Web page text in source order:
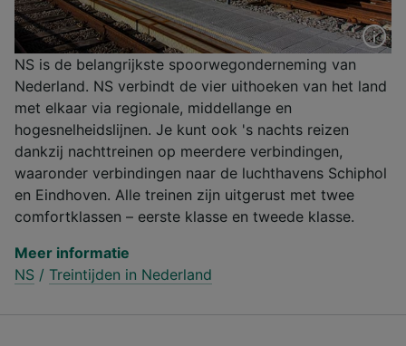
NS is de belangrijkste spoorwegonderneming van
Nederland. NS verbindt de vier uithoeken van het land
met elkaar via regionale, middellange en
hogesnelheidslijnen. Je kunt ook 's nachts reizen
dankzij nachttreinen op meerdere verbindingen,
waaronder verbindingen naar de luchthavens Schiphol
en Eindhoven. Alle treinen zijn uitgerust met twee
comfortklassen – eerste klasse en tweede klasse.
Meer informatie
NS / Treintijden in Nederland